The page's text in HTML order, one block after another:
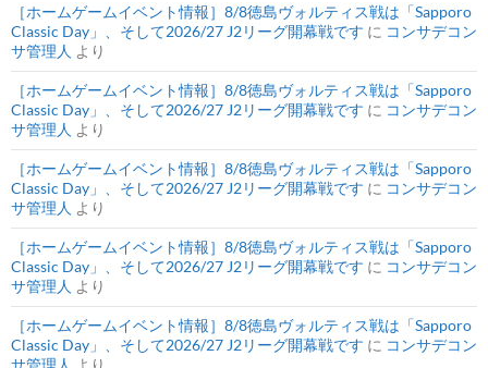
［ホームゲームイベント情報］8/8徳島ヴォルティス戦は「Sapporo
Classic Day」、そして2026/27 J2リーグ開幕戦です に コンサデコン
サ管理人 より
［ホームゲームイベント情報］8/8徳島ヴォルティス戦は「Sapporo
Classic Day」、そして2026/27 J2リーグ開幕戦です に コンサデコン
サ管理人 より
［ホームゲームイベント情報］8/8徳島ヴォルティス戦は「Sapporo
Classic Day」、そして2026/27 J2リーグ開幕戦です に コンサデコン
サ管理人 より
［ホームゲームイベント情報］8/8徳島ヴォルティス戦は「Sapporo
Classic Day」、そして2026/27 J2リーグ開幕戦です に コンサデコン
サ管理人 より
［ホームゲームイベント情報］8/8徳島ヴォルティス戦は「Sapporo
Classic Day」、そして2026/27 J2リーグ開幕戦です に コンサデコン
サ管理人
より